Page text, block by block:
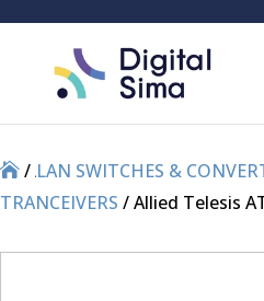
//LAN SWITCHES &
TRANCEIVERS / Allied Telesis